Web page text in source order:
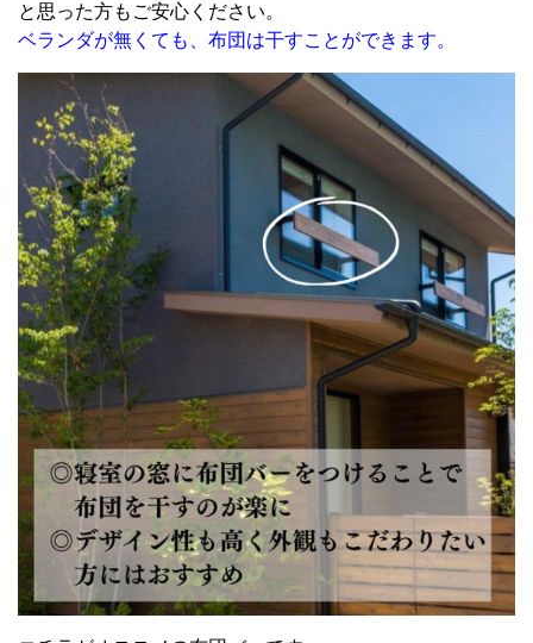
と思った方もご安心ください。
ベランダが無くても、布団は干すことができます。